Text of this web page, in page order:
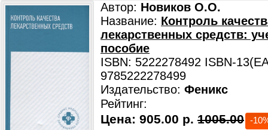
Автор: Новиков О.О.
Название: Контроль
лекарственных средств:
пособие
ISBN: 5222278492 ISBN-
9785222278499
Издательство: Феникс
Рейтинг:
Цена: 905.00 р. 1005.00 -